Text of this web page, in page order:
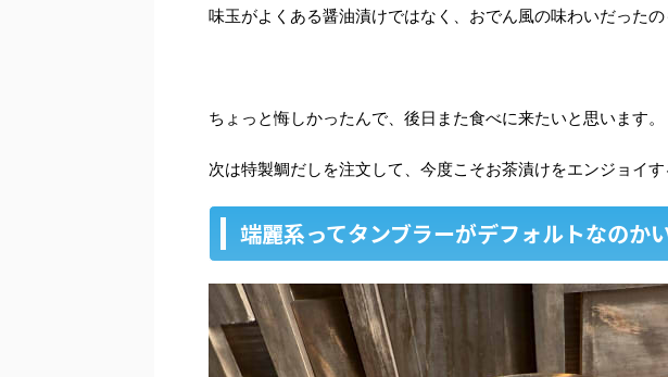
味玉がよくある醤油漬けではなく、おでん風の味わいだったの
ちょっと悔しかったんで、後日また食べに来たいと思います。
次は特製鯛だしを注文して、今度こそお茶漬けをエンジョイす
端麗系ってタンブラーがデフォルトなのか